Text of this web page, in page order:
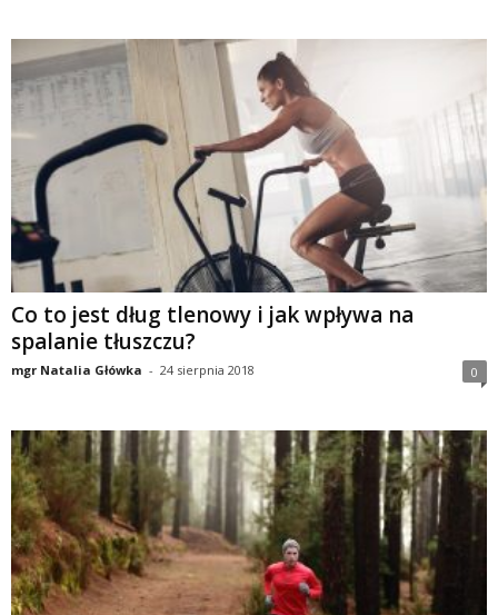
Co to jest dług tlenowy i jak wpływa na
spalanie tłuszczu?
mgr Natalia Główka - 24 sierpnia 2018 0